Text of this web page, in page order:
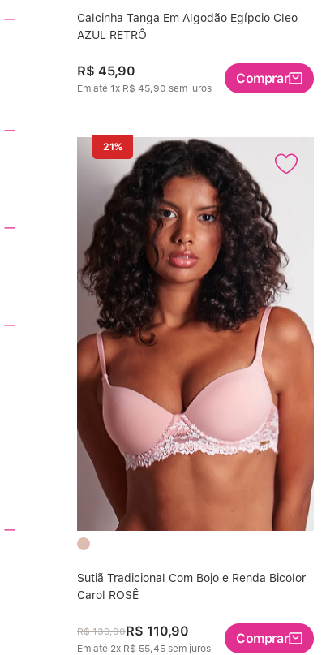
Calcinha Tanga Em Algodão Egípcio Cleo
AZUL RETRÔ
R$ 45,90
Em até 1x R$ 45,90 sem juros
Comprar
21%
Sutiã Tradicional Com Bojo e Renda Bicolor
Carol ROSÊ
R$ 139,90R$ 110,90
Em até 2x R$ 55,45 sem juros
Comprar